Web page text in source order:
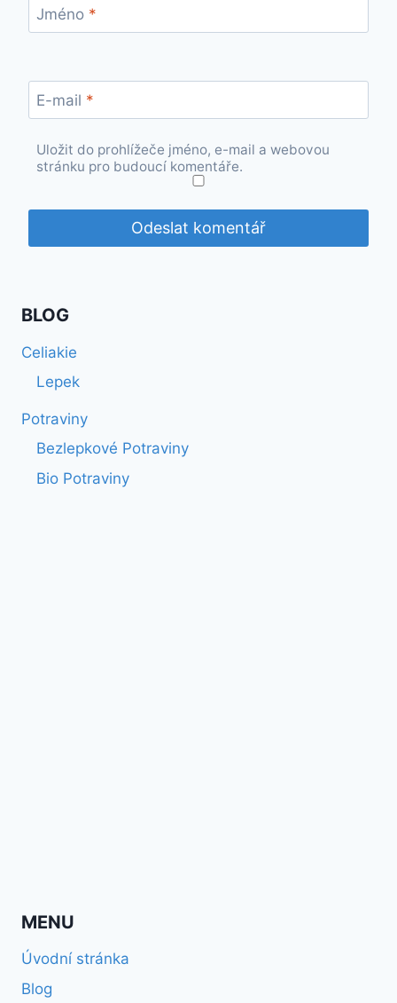
Jméno *
E-mail *
Uložit do prohlížeče jméno, e-mail a webovou
stránku pro budoucí komentáře.
BLOG
Celiakie
Lepek
Potraviny
Bezlepkové Potraviny
Bio Potraviny
MENU
Úvodní stránka
Blog